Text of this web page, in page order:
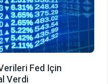
Fed Için
Verdi